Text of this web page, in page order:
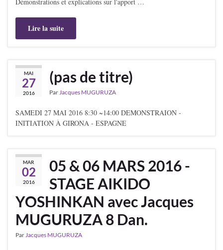
Démonstrations et explications sur l'apport …
Lire la suite
MAI
27
2016
(pas de titre)
ParJacques MUGURUZA
SAMEDI 27 MAI 2016 8:30 ~14:00 DEMONSTRAION -
INITIATION À GIRONA - ESPAGNE
MAR
02
2016
05 & 06 MARS 2016 -
STAGE AIKIDO
YOSHINKAN avec Jacques
MUGURUZA 8 Dan.
ParJacques MUGURUZA